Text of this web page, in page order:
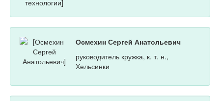
Осмехин Сергей Анатольевич
руководитель кружка, к. т. н.,
Хельсинки